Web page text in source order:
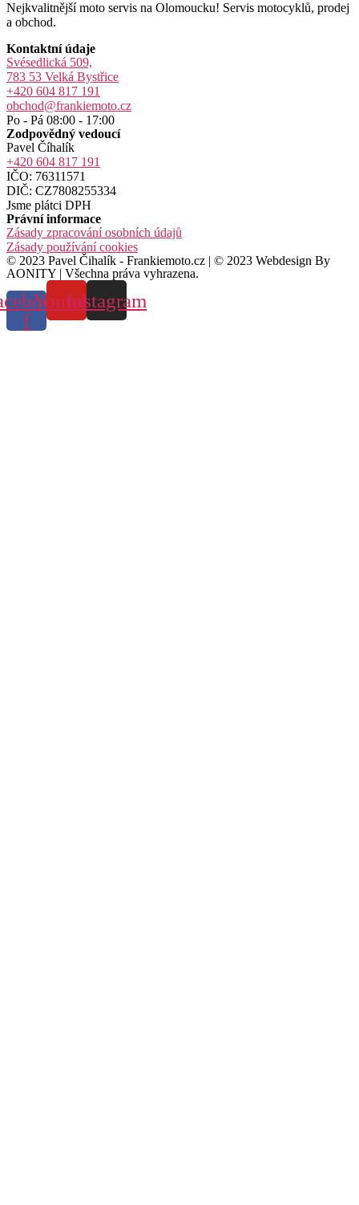
Nejkvalitnější moto servis na Olomoucku! Servis motocyklů, prodej
a obchod.
Kontaktní údaje
Svésedlická 509,
783 53 Velká Bystřice
+420 604 817 191
obchod@frankiemoto.cz
Po - Pá 08:00 - 17:00
Zodpovědný vedoucí
Pavel Číhalík
+420 604 817 191
IČO: 76311571
DIČ: CZ7808255334
Jsme plátci DPH
Právní informace
Zásady zpracování osobních údajů
Zásady používání cookies
© 2023 Pavel Čihalík - Frankiemoto.cz | © 2023 Webdesign By
AONITY | Všechna práva vyhrazena.
f
YoutubeInstagram